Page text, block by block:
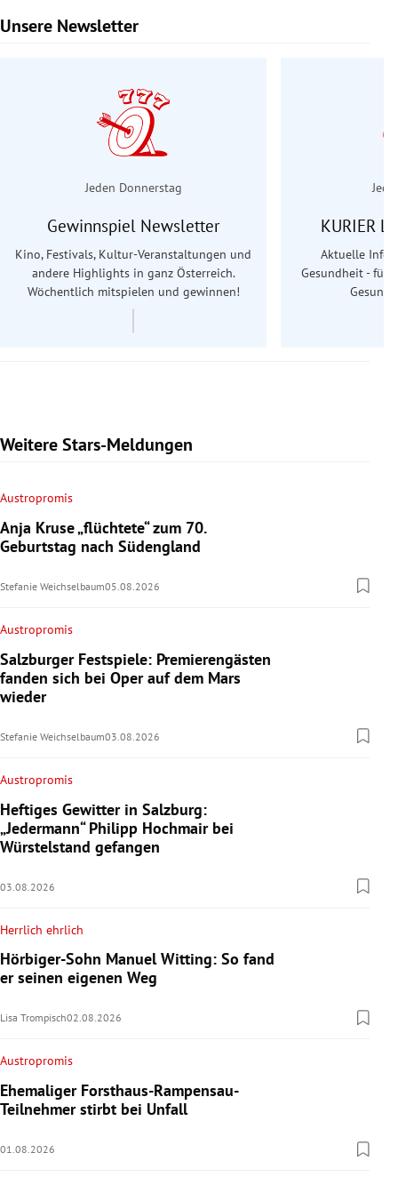
Unsere Newsletter
Slide 1 von 6
Jeden Donnerstag
Gewinnspiel Newsletter
Kino, Festivals, Kultur-Veranstaltungen und
andere Highlights in ganz Österreich.
Wöchentlich mitspielen und gewinnen!
KURIER
Aktuelle
Gesundheit - für
Weitere Stars-Meldungen
Austropromis
Anja Kruse „flüchtete“ zum 70.
Geburtstag nach Südengland
Stefanie Weichselbaum05.08.2026
Austropromis
Salzburger Festspiele: Premierengästen
fanden sich bei Oper auf dem Mars
wieder
Stefanie Weichselbaum03.08.2026
Austropromis
Heftiges Gewitter in Salzburg:
„Jedermann“ Philipp Hochmair bei
Würstelstand gefangen
03.08.2026
Herrlich ehrlich
Hörbiger-Sohn Manuel Witting: So fand
er seinen eigenen Weg
Lisa Trompisch02.08.2026
Austropromis
Ehemaliger Forsthaus-Rampensau-
Teilnehmer stirbt bei Unfall
01.08.2026